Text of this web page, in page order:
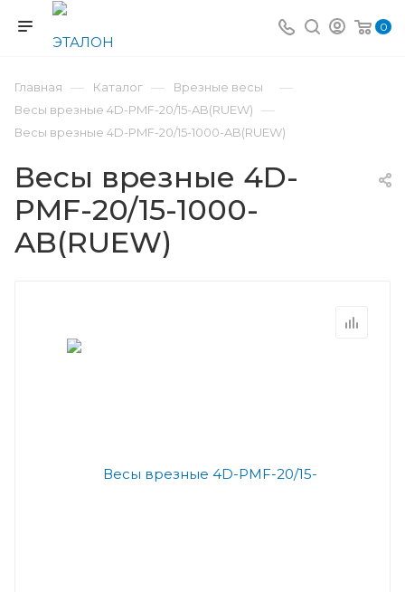
0
Главная — Каталог — Врезные весы —
Весы врезные 4D-PMF-20/15-AB(RUEW) —
Весы врезные 4D-PMF-20/15-1000-AB(RUEW)
Весы врезные 4D-
PMF-20/15-1000-
AB(RUEW)